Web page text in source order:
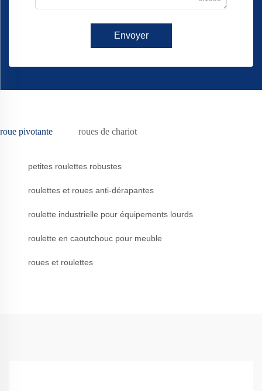
Envoyer
roue pivotante roues de chariot
petites roulettes robustes
roulettes et roues anti-dérapantes
roulette industrielle pour équipements lourds
roulette en caoutchouc pour meuble
roues et roulettes